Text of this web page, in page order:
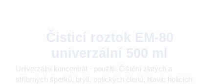
Univerzální koncentrát - použití: Čištění zlatých a
stříbrných šperků, brýlí, optických členů, hlavic holicích